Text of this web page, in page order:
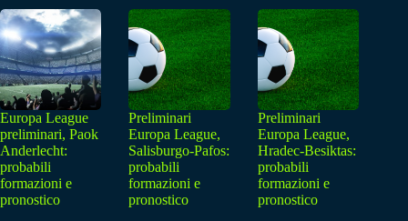
Europa League
preliminari, Paok
Anderlecht:
probabili
formazioni e
pronostico
Preliminari
Europa League,
Salisburgo-Pafos:
probabili
formazioni e
pronostico
Preliminari
Europa League,
Hradec-Besiktas:
probabili
formazioni e
pronostico